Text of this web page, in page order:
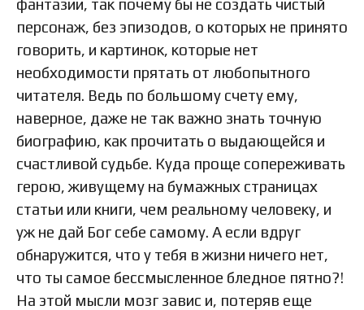
фантазии, так почему бы не создать чистый
персонаж, без эпизодов, о которых не принято
говорить, и картинок, которые нет
необходимости прятать от любопытного
читателя. Ведь по большому счету ему,
наверное, даже не так важно знать точную
биографию, как прочитать о выдающейся и
счастливой судьбе. Куда проще сопереживать
герою, живущему на бумажных страницах
статьи или книги, чем реальному человеку, и
уж не дай Бог себе самому. А если вдруг
обнаружится, что у тебя в жизни ничего нет,
что ты самое бессмысленное бледное пятно?!
На этой мысли мозг завис и, потеряв еще